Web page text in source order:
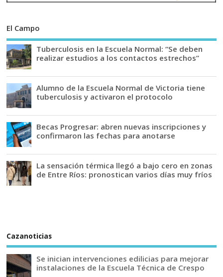
El Campo
Tuberculosis en la Escuela Normal: “Se deben
realizar estudios a los contactos estrechos”
Alumno de la Escuela Normal de Victoria tiene
tuberculosis y activaron el protocolo
Becas Progresar: abren nuevas inscripciones y
confirmaron las fechas para anotarse
La sensación térmica llegó a bajo cero en zonas
de Entre Ríos: pronostican varios días muy fríos
Cazanoticias
Se inician intervenciones edilicias para mejorar
instalaciones de la Escuela Técnica de Crespo